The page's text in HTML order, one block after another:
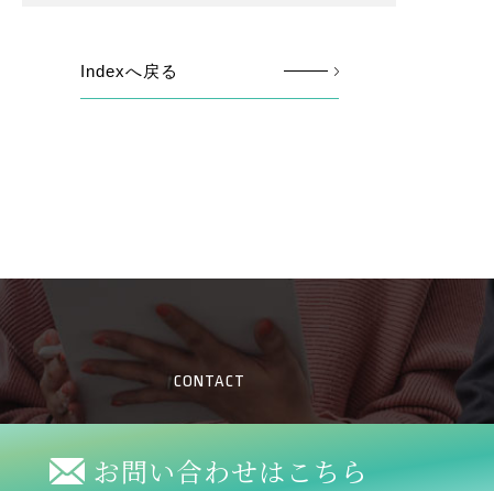
Indexへ戻る
CONTACT
お問い合わせはこちら